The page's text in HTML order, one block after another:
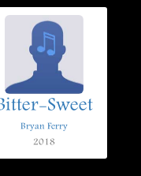
Sweet
Bryan Ferry
2018